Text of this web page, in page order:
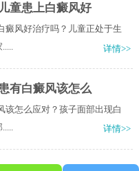
童患上白癜风好
癜风好治疗吗？儿童正处于生
详情>>
有白癜风该怎么
该怎么应对？孩子面部出现白
详情>>